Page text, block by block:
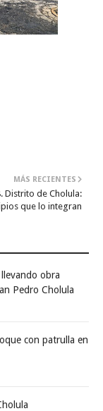
MÁS RECIENTES
Distrito de Cholula:
que lo integran
obra
Pedro Cholula
con patrulla en